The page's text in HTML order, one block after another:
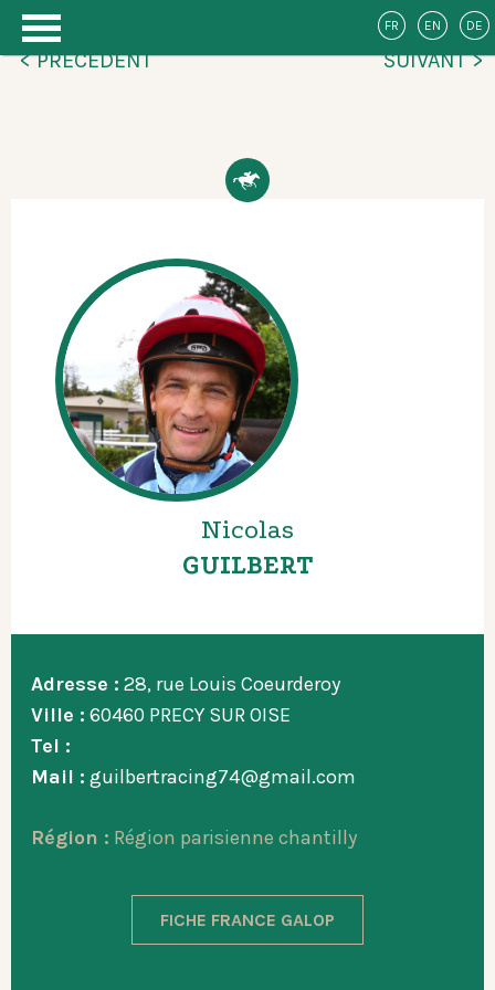
FR EN DE
< PRÉCÉDENT SUIVANT >
Nicolas
GUILBERT
Adresse : 28, rue Louis Coeurderoy
Ville : 60460 PRECY SUR OISE
Tel :
Mail : guilbertracing74@gmail.com
Région : Région parisienne chantilly
FICHE FRANCE GALOP